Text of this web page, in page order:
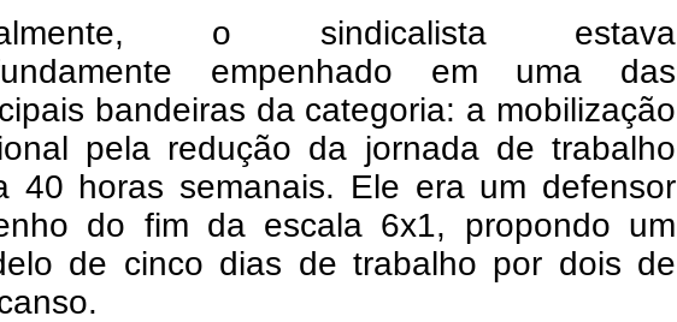
o sindicalista estava
empenhado em uma das
bandeiras da categoria: a mobilização
pela redução da jornada de trabalho
40 horas semanais. Ele era um defensor
do fim da escala 6x1, propondo um
de cinco dias de trabalho por dois de